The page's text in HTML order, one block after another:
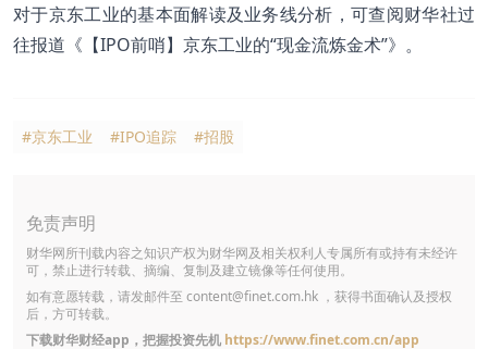
对于京东工业的基本面解读及业务线分析，可查阅财华社过
往报道《 【IPO前哨】京东工业的“现金流炼金术”》。
#京东工业 #IPO追踪 #招股
免责声明
财华网所刊载内容之知识产权为财华网及相关权利人专属所有或持有未经许
可，禁止进行转载、摘编、复制及建立镜像等任何使用。
如有意愿转载，请发邮件至 content@finet.com.hk ，获得书面确认及授权
后，方可转载。
下载财华财经app，把握投资先机 https://www.finet.com.cn/app